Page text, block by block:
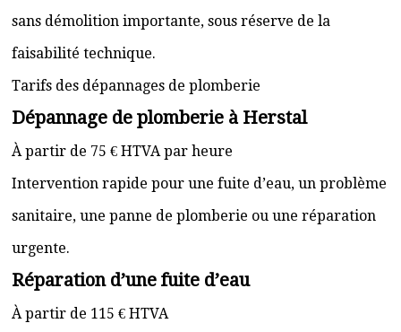
sans démolition importante, sous réserve de la
faisabilité technique.
Tarifs des dépannages de plomberie
Dépannage de plomberie à Herstal
À partir de 75 € HTVA par heure
Intervention rapide pour une fuite d’eau, un problème
sanitaire, une panne de plomberie ou une réparation
urgente.
Réparation d’une fuite d’eau
À partir de 115 € HTVA